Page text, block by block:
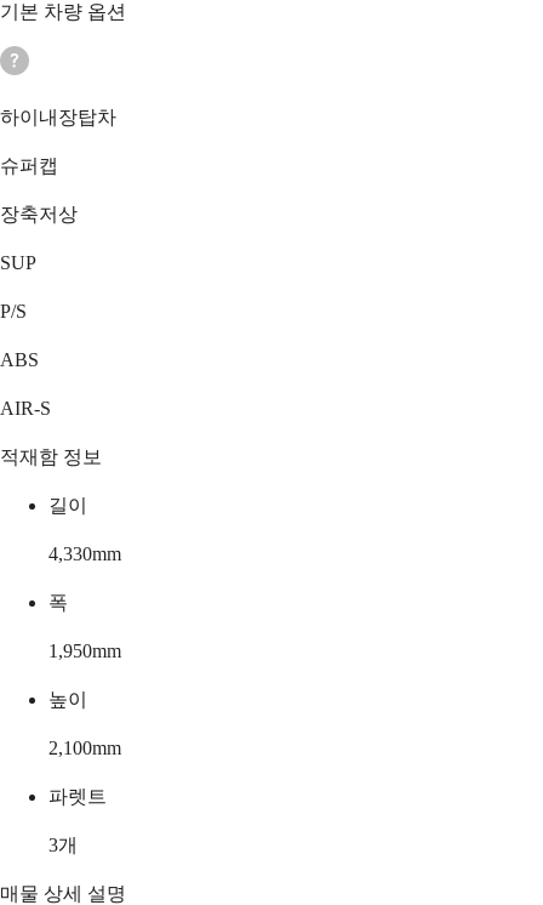
기본 차량 옵션
하이내장탑차
슈퍼캡
장축저상
SUP
P/S
ABS
AIR-S
적재함 정보
길이
4,330mm
폭
1,950mm
높이
2,100mm
파렛트
3개
매물 상세 설명